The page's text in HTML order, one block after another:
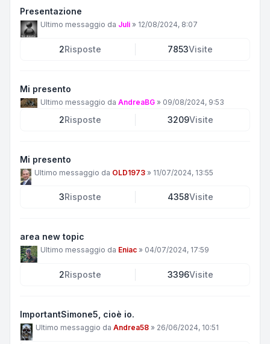
Presentazione
Ultimo messaggio da Juli » 12/08/2024, 8:07
2Risposte 7853Visite
Mi presento
Ultimo messaggio da AndreaBG » 09/08/2024, 9:53
2Risposte 3209Visite
Mi presento
Ultimo messaggio da OLD1973 » 11/07/2024, 13:55
3Risposte 4358Visite
area new topic
Ultimo messaggio da Eniac » 04/07/2024, 17:59
2Risposte 3396Visite
ImportantSimone5, cioè io.
Ultimo messaggio da Andrea58 » 26/06/2024, 10:51